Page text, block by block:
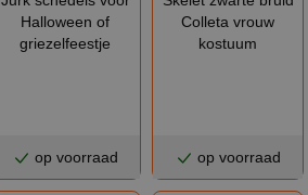
Halloween of
griezelfeestje
op voorraad
Colleta vrouw
kostuum
op voorraad